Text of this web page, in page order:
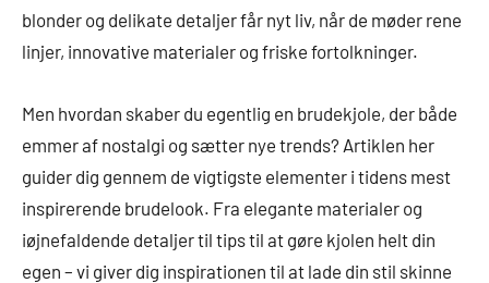
blonder og delikate detaljer får nyt liv, når de møder rene
linjer, innovative materialer og friske fortolkninger.
Men hvordan skaber du egentlig en brudekjole, der både
emmer af nostalgi og sætter nye trends? Artiklen her
guider dig gennem de vigtigste elementer i tidens mest
inspirerende brudelook. Fra elegante materialer og
iøjnefaldende detaljer til tips til at gøre kjolen helt din
egen – vi giver dig inspirationen til at lade din stil skinne